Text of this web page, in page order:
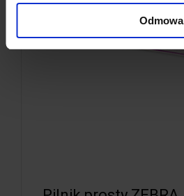
Odmowa